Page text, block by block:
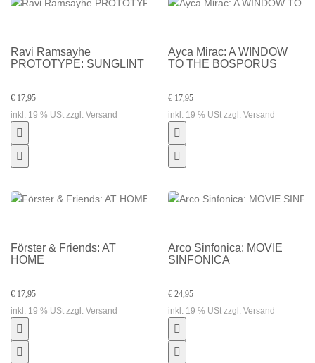
Ravi Ramsayhe
PROTOTYPE: SUNGLINT
€ 17,95
inkl. 19 % USt zzgl. Versand
Ayca Mirac: A WINDOW
TO THE BOSPORUS
€ 17,95
inkl. 19 % USt zzgl. Versand
Förster & Friends: AT
HOME
€ 17,95
inkl. 19 % USt zzgl. Versand
Arco Sinfonica: MOVIE
SINFONICA
€ 24,95
inkl. 19 % USt zzgl. Versand